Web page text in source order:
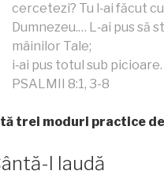
cercetezi? Tu l‑ai făcut
Dumnezeu.… L‑ai pus să
mâinilor Tale;
i‑ai pus totul sub picioare.
PSALMII 8:1, 3-8
trei moduri practice
I laudă